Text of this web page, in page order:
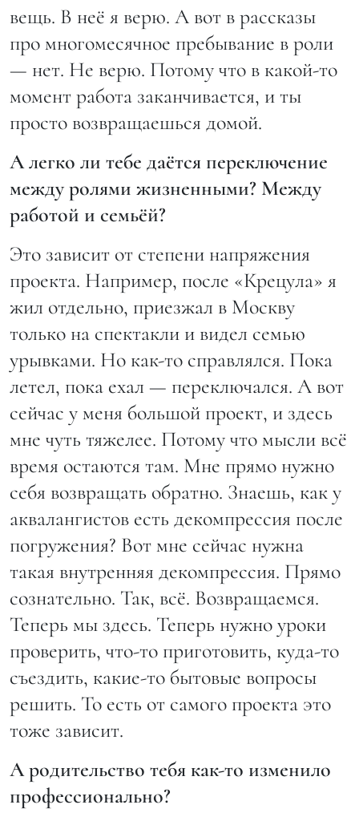
вещь. В неё я верю. А вот в рассказы
про многомесячное пребывание в роли
— нет. Не верю. Потому что в какой-то
момент работа заканчивается, и ты
просто возвращаешься домой.
А легко ли тебе даётся переключение
между ролями жизненными? Между
работой и семьёй?
Это зависит от степени напряжения
проекта. Например, после «Крецула» я
жил отдельно, приезжал в Москву
только на спектакли и видел семью
урывками. Но как-то справлялся. Пока
летел, пока ехал — переключался. А вот
сейчас у меня большой проект, и здесь
мне чуть тяжелее. Потому что мысли всё
время остаются там. Мне прямо нужно
себя возвращать обратно. Знаешь, как у
аквалангистов есть декомпрессия после
погружения? Вот мне сейчас нужна
такая внутренняя декомпрессия. Прямо
сознательно. Так, всё. Возвращаемся.
Теперь мы здесь. Теперь нужно уроки
проверить, что-то приготовить, куда-то
съездить, какие-то бытовые вопросы
решить. То есть от самого проекта это
тоже зависит.
А родительство тебя как-то изменило
профессионально?